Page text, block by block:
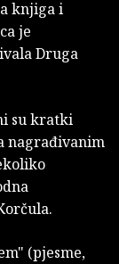
knjiga i
je
Druga
su kratki
nagrađivanim
(pjesme,